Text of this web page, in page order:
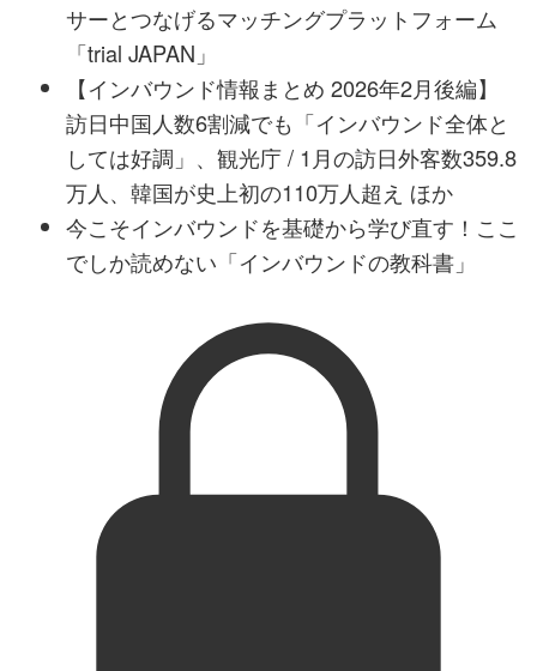
サーとつなげるマッチングプラットフォーム
「trial JAPAN」
【インバウンド情報まとめ 2026年2月後編】
訪日中国人数6割減でも「インバウンド全体と
しては好調」、観光庁 / 1月の訪日外客数359.8
万人、韓国が史上初の110万人超え ほか
今こそインバウンドを基礎から学び直す！ここ
でしか読めない「インバウンドの教科書」